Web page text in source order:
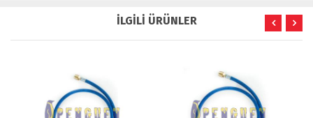
İLGİLİ ÜRÜNLER